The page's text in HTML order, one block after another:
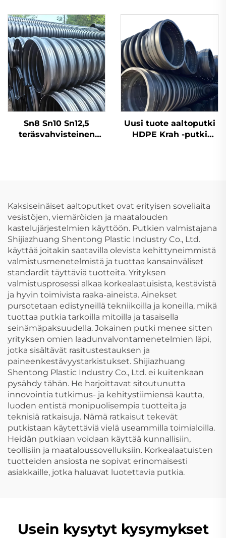
kyynärt
3D-neliosaiset
Sn8 Sn10 Sn12,5
teräsvahvisteinen
Uusi tuote aaltoputki
HDPE Krah -putki
Kaksiseinäiset aaltoputket ovat erityisen soveliaita
vesistöjen, viemäröiden ja maatalouden
kastelujärjestelmien käyttöön. Putkien valmistajana
Shijiazhuang Shentong Plastic Industry Co., Ltd.
käyttää joitakin saatavilla olevista kehittyneimmistä
valmistusmenetelmistä ja tuottaa kansainväliset
standardit täyttäviä tuotteita. Yrityksen
valmistusprosessi alkaa korkealaatuisista, kestävistä
ja hyvin toimivista raaka-aineista. Ainekset
pursotetaan edistyneillä tekniikoilla ja koneilla, mikä
tuottaa putkia tarkoilla mitoilla ja tasaisella
seinämäpaksuudella. Jokainen putki menee sitten
yrityksen omien laadunvalvontamenetelmien läpi,
jotka sisältävät rasitustestauksen ja
paineenkestävyystarkistukset. Shijiazhuang
Shentong Plastic Industry Co., Ltd. ei kuitenkaan
pysähdy tähän. He harjoittavat sitoutunutta
innovointia tutkimus- ja kehitystiimiensä kautta,
luoden entistä monipuolisempia tuotteita ja
teknisiä ratkaisuja. Nämä ratkaisut tekevät
putkistaan käytettäviä vielä useammilla toimialoilla.
Heidän putkiaan voidaan käyttää kunnallisiin,
teollisiin ja maataloussovelluksiin. Korkealaatuisten
tuotteiden ansiosta ne sopivat erinomaisesti
asiakkaille, jotka haluavat luotettavia putkia.
Usein kysytyt kysymykset